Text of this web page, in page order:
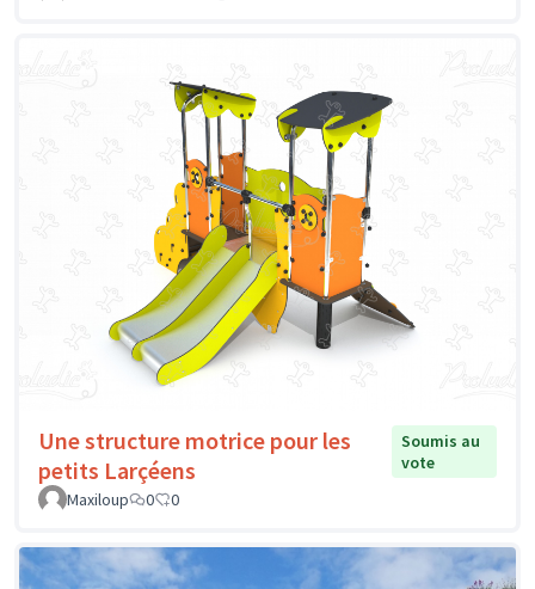
Une structure motrice pour les
petits Larçéens
Soumis au
vote
Maxiloup
0 0